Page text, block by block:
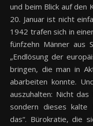
und beim Blick auf den
20. Januar ist nicht
1942 trafen sich in
fünfzehn Männer aus
„Endlösung der
bringen, die man in
abarbeiten konnte.
auszuhalten: Nicht das
sondern dieses kalte
das“. Bürokratie, die